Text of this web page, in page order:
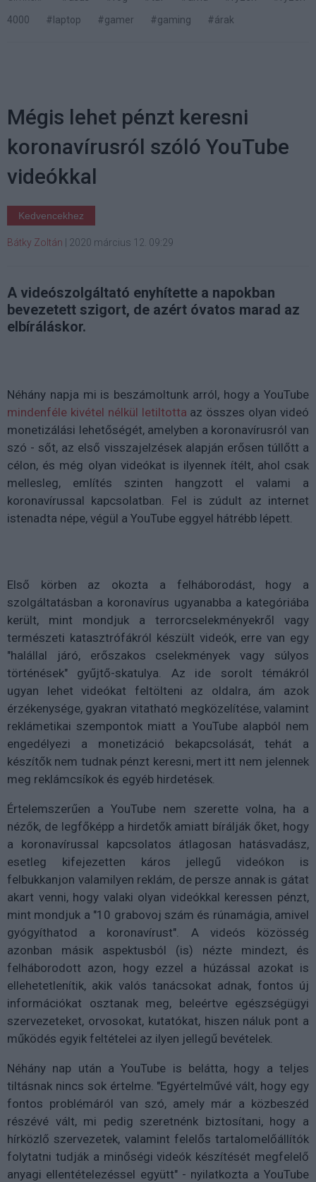
4000
#laptop #gamer #gaming #árak
Mégis lehet pénzt keresni
koronavírusról szóló YouTube
videókkal
Kedvencekhez
Bátky Zoltán 2020 március 12. 09:29
A videószolgáltató enyhítette a napokban
bevezetett szigort, de azért óvatos marad az
elbíráláskor.
Néhány napja mi is beszámoltunk arról, hogy a YouTube
mindenféle kivétel nélkül letiltotta az összes olyan videó
monetizálási lehetőségét, amelyben a koronavírusról van
szó - sőt, az első visszajelzések alapján erősen túllőtt a
célon, és még olyan videókat is ilyennek ítélt, ahol csak
mellesleg, említés szinten hangzott el valami a
koronavírussal kapcsolatban. Fel is zúdult az internet
istenadta népe, végül a YouTube eggyel hátrébb lépett.
Első körben az okozta a felháborodást, hogy a
szolgáltatásban a koronavírus ugyanabba a kategóriába
került, mint mondjuk a terrorcselekményekről vagy
természeti katasztrófákról készült videók, erre van egy
"halállal járó, erőszakos cselekmények vagy súlyos
történések" gyűjtő-skatulya. Az ide sorolt témákról
ugyan lehet videókat feltölteni az oldalra, ám azok
érzékenysége, gyakran vitatható megközelítése, valamint
reklámetikai szempontok miatt a YouTube alapból nem
engedélyezi a monetizáció bekapcsolását, tehát a
készítők nem tudnak pénzt keresni, mert itt nem jelennek
meg reklámcsíkok és egyéb hirdetések.
Értelemszerűen a YouTube nem szerette volna, ha a
nézők, de legfőképp a hirdetők amiatt bírálják őket, hogy
a koronavírussal kapcsolatos átlagosan hatásvadász,
esetleg kifejezetten káros jellegű videókon is
felbukkanjon valamilyen reklám, de persze annak is gátat
akart venni, hogy valaki olyan videókkal keressen pénzt,
mint mondjuk a "10 grabovoj szám és rúnamágia, amivel
gyógyíthatod a koronavírust". A videós közösség
azonban másik aspektusból (is) nézte mindezt, és
felháborodott azon, hogy ezzel a húzással azokat is
ellehetetlenítik, akik valós tanácsokat adnak, fontos új
információkat osztanak meg, beleértve egészségügyi
szervezeteket, orvosokat, kutatókat, hiszen náluk pont a
működés egyik feltételei az ilyen jellegű bevételek.
Néhány nap után a YouTube is belátta, hogy a teljes
tiltásnak nincs sok értelme. "Egyértelművé vált, hogy egy
fontos problémáról van szó, amely már a közbeszéd
részévé vált, mi pedig szeretnénk biztosítani, hogy a
hírközlő szervezetek, valamint felelős tartalomelőállítók
folytatni tudják a minőségi videók készítését megfelelő
anyagi ellentételezéssel együtt" - nyilatkozta a YouTube